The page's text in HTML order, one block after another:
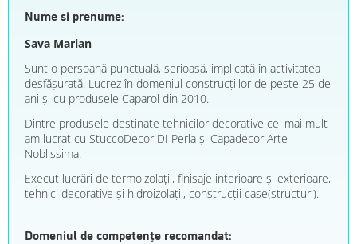
Nume si prenume:
Sava Marian
Sunt o persoană punctuală, serioasă, implicată în activitatea
desfășurată. Lucrez în domeniul construcțiilor de peste 25 de
ani și cu produsele Caparol din 2010.
Dintre produsele destinate tehnicilor decorative cel mai mult
am lucrat cu StuccoDecor DI Perla și Capadecor Arte
Noblissima.
Execut lucrări de termoizolații, finisaje interioare și exterioare,
tehnici decorative și hidroizolații, construcții case(structuri).
Domeniul de competențe recomandat: